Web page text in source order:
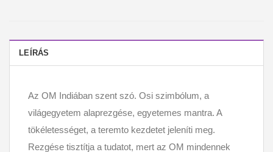
LEÍRÁS
Az OM Indiában szent szó. Osi szimbólum, a
világegyetem alaprezgése, egyetemes mantra. A
tökéletességet, a teremto kezdetet jeleníti meg.
Rezgése tisztítja a tudatot, mert az OM mindennek